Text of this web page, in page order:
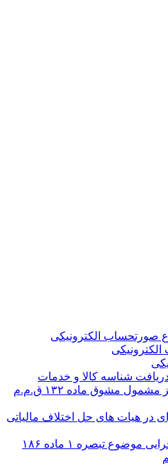
نواحی صنعتی روستایی نیز مشمول مشوق ماده ۱۳۲ ق.م.م
در هیات های حل اختلاف مالیاتی
اصلاحیه ماده ۱ ضوابط اجرایی موضوع تبصره ۱ ماده ۱۸۶